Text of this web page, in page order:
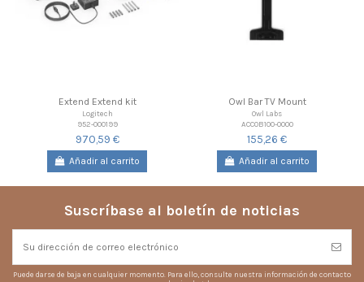
Extend Extend kit
Logitech
952-000199
970,59 €
Añadir al carrito
Owl Bar TV Mount
Owl Labs
ACCOB100-0000
155,26 €
Añadir al carrito
Suscríbase al boletín de noticias
Puede darse de baja en cualquier momento. Para ello, consulte nuestra información de contacto